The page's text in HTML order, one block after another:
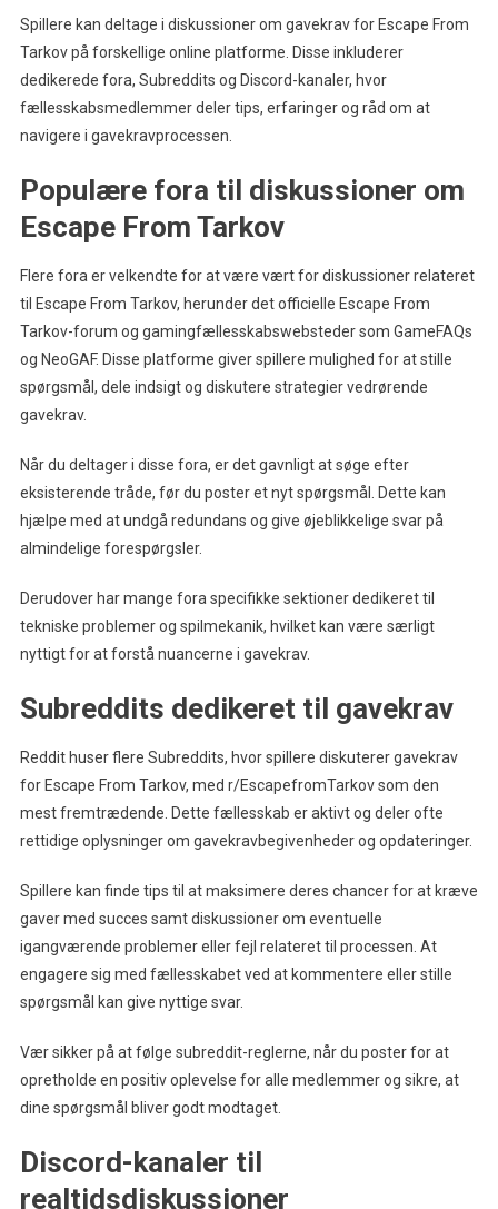
Spillere kan deltage i diskussioner om gavekrav for Escape From
Tarkov på forskellige online platforme. Disse inkluderer
dedikerede fora, Subreddits og Discord-kanaler, hvor
fællesskabsmedlemmer deler tips, erfaringer og råd om at
navigere i gavekravprocessen.
Populære fora til diskussioner om
Escape From Tarkov
Flere fora er velkendte for at være vært for diskussioner relateret
til Escape From Tarkov, herunder det officielle Escape From
Tarkov-forum og gamingfællesskabswebsteder som GameFAQs
og NeoGAF. Disse platforme giver spillere mulighed for at stille
spørgsmål, dele indsigt og diskutere strategier vedrørende
gavekrav.
Når du deltager i disse fora, er det gavnligt at søge efter
eksisterende tråde, før du poster et nyt spørgsmål. Dette kan
hjælpe med at undgå redundans og give øjeblikkelige svar på
almindelige forespørgsler.
Derudover har mange fora specifikke sektioner dedikeret til
tekniske problemer og spilmekanik, hvilket kan være særligt
nyttigt for at forstå nuancerne i gavekrav.
Subreddits dedikeret til gavekrav
Reddit huser flere Subreddits, hvor spillere diskuterer gavekrav
for Escape From Tarkov, med r/EscapefromTarkov som den
mest fremtrædende. Dette fællesskab er aktivt og deler ofte
rettidige oplysninger om gavekravbegivenheder og opdateringer.
Spillere kan finde tips til at maksimere deres chancer for at kræve
gaver med succes samt diskussioner om eventuelle
igangværende problemer eller fejl relateret til processen. At
engagere sig med fællesskabet ved at kommentere eller stille
spørgsmål kan give nyttige svar.
Vær sikker på at følge subreddit-reglerne, når du poster for at
opretholde en positiv oplevelse for alle medlemmer og sikre, at
dine spørgsmål bliver godt modtaget.
Discord-kanaler til
realtidsdiskussioner